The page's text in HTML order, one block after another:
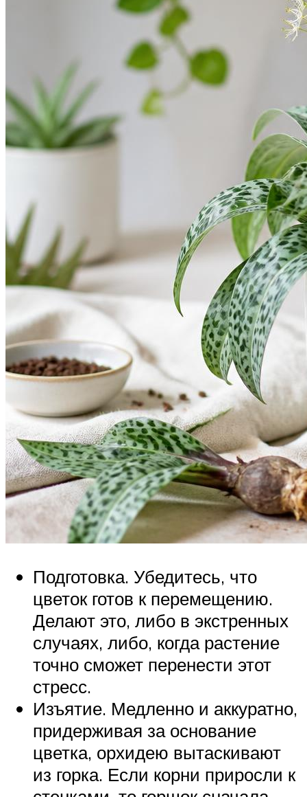
Подготовка. Убедитесь, что
цветок готов к перемещению.
Делают это, либо в экстренных
случаях, либо, когда растение
точно сможет перенести этот
стресс.
Изъятие. Медленно и аккуратно,
придерживая за основание
цветка, орхидею вытаскивают
из горка. Если корни приросли к